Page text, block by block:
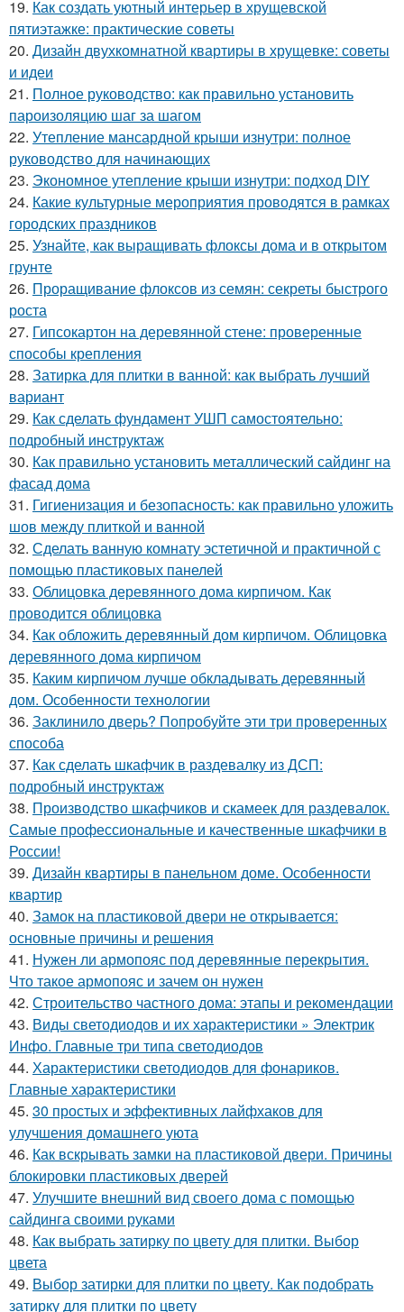
19. Как создать уютный интерьер в хрущевской
пятиэтажке: практические советы
20. Дизайн двухкомнатной квартиры в хрущевке: советы
и идеи
21. Полное руководство: как правильно установить
пароизоляцию шаг за шагом
22. Утепление мансардной крыши изнутри: полное
руководство для начинающих
23. Экономное утепление крыши изнутри: подход DIY
24. Какие культурные мероприятия проводятся в рамках
городских праздников
25. Узнайте, как выращивать флоксы дома и в открытом
грунте
26. Проращивание флоксов из семян: секреты быстрого
роста
27. Гипсокартон на деревянной стене: проверенные
способы крепления
28. Затирка для плитки в ванной: как выбрать лучший
вариант
29. Как сделать фундамент УШП самостоятельно:
подробный инструктаж
30. Как правильно установить металлический сайдинг на
фасад дома
31. Гигиенизация и безопасность: как правильно уложить
шов между плиткой и ванной
32. Сделать ванную комнату эстетичной и практичной с
помощью пластиковых панелей
33. Облицовка деревянного дома кирпичом. Как
проводится облицовка
34. Как обложить деревянный дом кирпичом. Облицовка
деревянного дома кирпичом
35. Каким кирпичом лучше обкладывать деревянный
дом. Особенности технологии
36. Заклинило дверь? Попробуйте эти три проверенных
способа
37. Как сделать шкафчик в раздевалку из ДСП:
подробный инструктаж
38. Производство шкафчиков и скамеек для раздевалок.
Самые профессиональные и качественные шкафчики в
России!
39. Дизайн квартиры в панельном доме. Особенности
квартир
40. Замок на пластиковой двери не открывается:
основные причины и решения
41. Нужен ли армопояс под деревянные перекрытия.
Что такое армопояс и зачем он нужен
42. Строительство частного дома: этапы и рекомендации
43. Виды светодиодов и их характеристики » Электрик
Инфо. Главные три типа светодиодов
44. Характеристики светодиодов для фонариков.
Главные характеристики
45. 30 простых и эффективных лайфхаков для
улучшения домашнего уюта
46. Как вскрывать замки на пластиковой двери. Причины
блокировки пластиковых дверей
47. Улучшите внешний вид своего дома с помощью
сайдинга своими руками
48. Как выбрать затирку по цвету для плитки. Выбор
цвета
49. Выбор затирки для плитки по цвету. Как подобрать
затирку для плитки по цвету